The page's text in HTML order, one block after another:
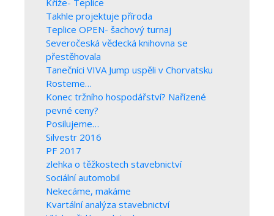
Takhle projektuje příroda
Teplice OPEN- šachový turnaj
Severočeská vědecká knihovna se
přestěhovala
Tanečníci VIVA Jump uspěli v Chorvatsku
Rosteme…
Konec tržního hospodářství? Nařízené
pevné ceny?
Posilujeme…
Silvestr 2016
PF 2017
zlehka o těžkostech stavebnictví
Sociální automobil
Nekecáme, makáme
Kvartální analýza stavebnictví